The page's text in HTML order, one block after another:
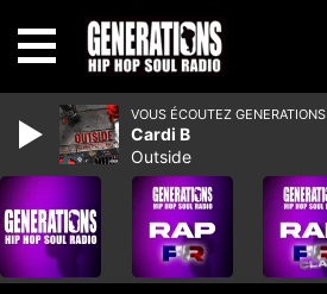
VOUS ÉCOUTEZ GENERATIONS
Cardi B
Outside